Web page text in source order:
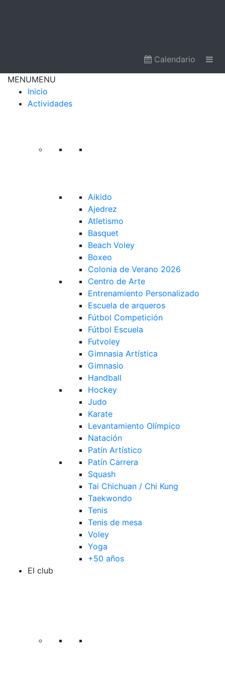
Calendario
MENUMENU
Inicio
Actividades
Aikido
Ajedrez
Atletismo
Basquet
Beach Voley
Boxeo
Colonia de Verano 2026
Centro de Arte
Entrenamiento Personalizado
Escuela de arqueros
Fútbol Competición
Fútbol Escuela
Futvoley
Gimnasia Artística
Gimnasio
Handball
Hockey
Judo
Karate
Levantamiento Olímpico
Natación
Patín Artístico
Patín Carrera
Squash
Tai Chichuan / Chi Kung
Taekwondo
Tenis
Tenis de mesa
Voley
Yoga
+50 años
El club